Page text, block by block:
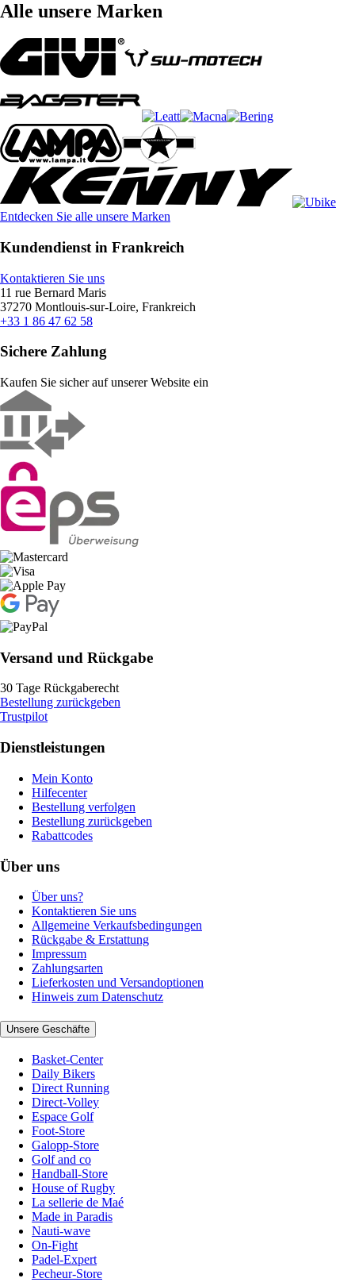
Alle unsere Marken
Entdecken Sie alle unsere Marken
Kundendienst in Frankreich
Kontaktieren Sie uns
11 rue Bernard Maris
37270 Montlouis-sur-Loire, Frankreich
+33 1 86 47 62 58
Sichere Zahlung
Kaufen Sie sicher auf unserer Website ein
Versand und Rückgabe
30 Tage Rückgaberecht
Bestellung zurückgeben
Trustpilot
Dienstleistungen
Mein Konto
Hilfecenter
Bestellung verfolgen
Bestellung zurückgeben
Rabattcodes
Über uns
Über uns?
Kontaktieren Sie uns
Allgemeine Verkaufsbedingungen
Rückgabe & Erstattung
Impressum
Zahlungsarten
Lieferkosten und Versandoptionen
Hinweis zum Datenschutz
Unsere Geschäfte
Basket-Center
Daily Bikers
Direct Running
Direct-Volley
Espace Golf
Foot-Store
Galopp-Store
Golf and co
Handball-Store
House of Rugby
La sellerie de Maé
Made in Paradis
Nauti-wave
On-Fight
Padel-Expert
Pecheur-Store